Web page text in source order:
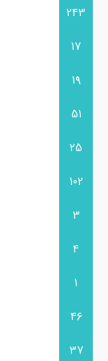
243
17
19
51
25
102
3
4
1
46
37